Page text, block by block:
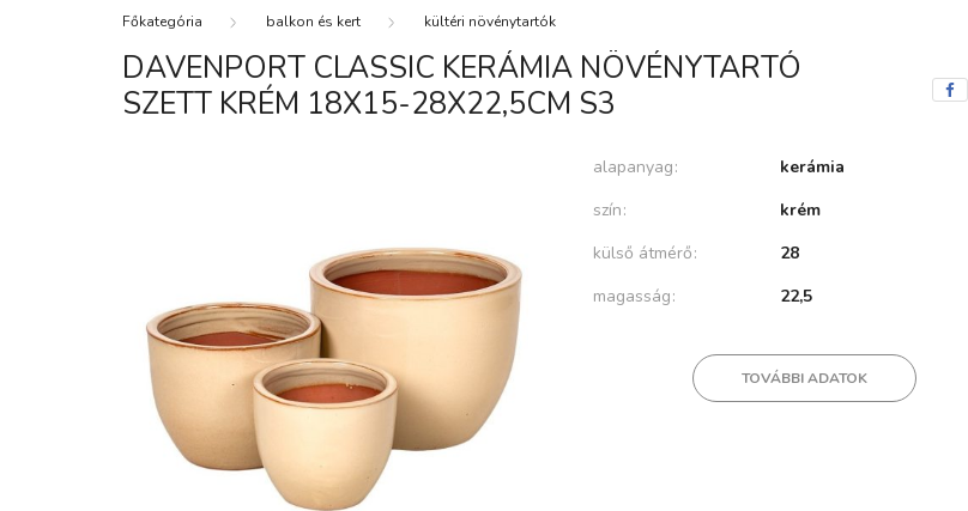
balkon és kert kültéri növénytartók
DAVENPORT CLASSIC KERÁMIA NÖVÉNYTARTÓ
SZETT KRÉM 18X15-28X22,5CM S3
alapanyag
kerámia
szín
krém
külső átmérő
28
magasság
22,5
TOVÁBBI ADATOK